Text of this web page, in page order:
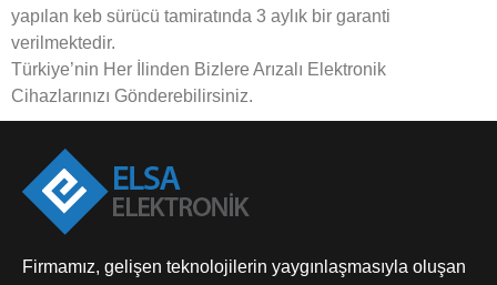
yapılan keb sürücü tamiratında 3 aylık bir garanti
verilmektedir.
Türkiye’nin Her İlinden Bizlere Arızalı Elektronik
Cihazlarınızı Gönderebilirsiniz.
Firmamız, gelişen teknolojilerin yaygınlaşmasıyla oluşan